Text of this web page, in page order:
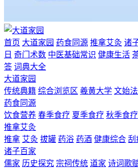
首页 大道家园 药食同源 推拿艾灸 诸
日 奇门术数 中医基础常识 健康生活
答 词典大全
大道家园
传统典籍 综合浏览区 羲黄大学 文始
药食同源
饮食营养 春季食疗 夏季食疗 秋季食疗
推拿艾灸
推拿 艾灸 拔罐 药浴 药酒 健康综合 刮
诸子百家
儒家 历史探究 宗祠传统 道家 诗词歌